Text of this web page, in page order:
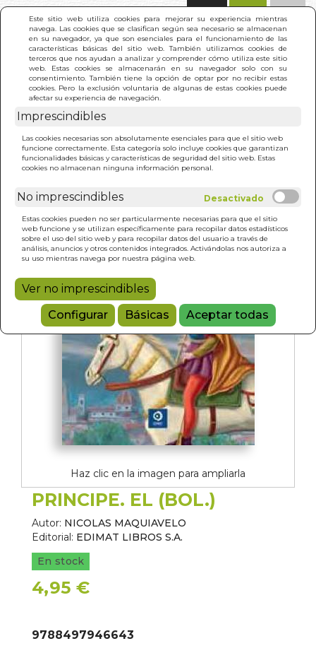
Este sitio web utiliza cookies para mejorar su experiencia mientras
navega. Las cookies que se clasifican según sea necesario se almacenan
en su navegador, ya que son esenciales para el funcionamiento de las
características básicas del sitio web. También utilizamos cookies de
terceros que nos ayudan a analizar y comprender cómo utiliza este sitio
web. Estas cookies se almacenarán en su navegador solo con su
consentimiento. También tiene la opción de optar por no recibir estas
cookies. Pero la exclusión voluntaria de algunas de estas cookies puede
afectar su experiencia de navegación.
Imprescindibles
Las cookies necesarias son absolutamente esenciales para que el sitio web
funcione correctamente. Esta categoría solo incluye cookies que garantizan
funcionalidades básicas y características de seguridad del sitio web. Estas
cookies no almacenan ninguna información personal.
No imprescindibles
Estas cookies pueden no ser particularmente necesarias para que el sitio
web funcione y se utilizan específicamente para recopilar datos estadísticos
sobre el uso del sitio web y para recopilar datos del usuario a través de
análisis, anuncios y otros contenidos integrados. Activándolas nos autoriza a
su uso mientras navega por nuestra página web.
Ver no imprescindibles
Configurar
Básicas Aceptar todas
INICIO > PRINCIPE. EL (BOL.)
Haz clic en la imagen para ampliarla
PRINCIPE. EL (BOL.)
Autor: NICOLAS MAQUIAVELO
Editorial: EDIMAT LIBROS S.A.
En stock
4,95 €
9788497946643